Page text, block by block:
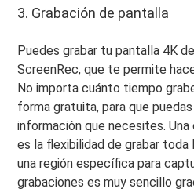
3. Grabación de pantalla
Puedes grabar tu pantalla 4K
ScreenRec, que te permite
No importa cuánto tiempo
forma gratuita, para que
información que necesites.
es la flexibilidad de grabar
una región específica para
grabaciones es muy sencillo